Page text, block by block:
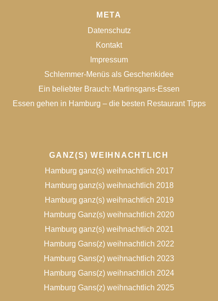
META
Datenschutz
Kontakt
Impressum
Schlemmer-Menüs als Geschenkidee
Ein beliebter Brauch: Martinsgans-Essen
Essen gehen in Hamburg – die besten Restaurant Tipps
GANZ(S) WEIHNACHTLICH
Hamburg ganz(s) weihnachtlich 2017
Hamburg ganz(s) weihnachtlich 2018
Hamburg ganz(s) weihnachtlich 2019
Hamburg Ganz(s) weihnachtlich 2020
Hamburg ganz(s) weihnachtlich 2021
Hamburg Gans(z) weihnachtlich 2022
Hamburg Gans(z) weihnachtlich 2023
Hamburg Gans(z) weihnachtlich 2024
Hamburg Gans(z) weihnachtlich 2025